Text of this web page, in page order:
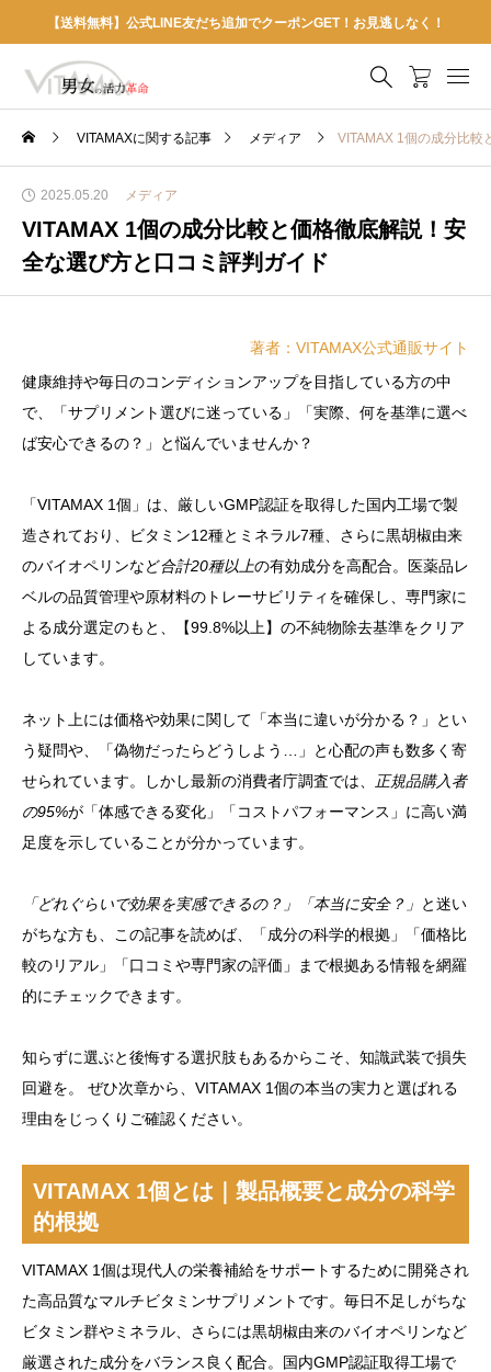
【送料無料】公式LINE友だち追加でクーポンGET！お見逃しなく！
VITAMAXに関する記事 メディア VITAMAX 1個の成分比較
2025.05.20 メディア
VITAMAX 1個の成分比較と価格徹底解説！安
全な選び方と口コミ評判ガイド
著者：VITAMAX公式通販サイト
健康維持や毎日のコンディションアップを目指している方の中
で、「サプリメント選びに迷っている」「実際、何を基準に選べ
ば安心できるの？」と悩んでいませんか？
「VITAMAX 1個」は、厳しいGMP認証を取得した国内工場で製
造されており、ビタミン12種とミネラル7種、さらに黒胡椒由来
のバイオペリンなど合計20種以上の有効成分を高配合。医薬品レ
ベルの品質管理や原材料のトレーサビリティを確保し、専門家に
よる成分選定のもと、【99.8%以上】の不純物除去基準をクリア
しています。
ネット上には価格や効果に関して「本当に違いが分かる？」とい
う疑問や、「偽物だったらどうしよう…」と心配の声も数多く寄
せられています。しかし最新の消費者庁調査では、
正規品購入者
の95%が「体感できる変化」「コストパフォーマンス」に高い満
足度を示していることが分かっています。
「どれぐらいで効果を実感できるの？」「本当に安全？」 と迷い
がちな方も、この記事を読めば、「成分の科学的根拠」「価格比
較のリアル」「口コミや専門家の評価」まで根拠ある情報を網羅
的にチェックできます。
知らずに選ぶと後悔する選択肢もあるからこそ、知識武装で損失
回避を。 ぜひ次章から、VITAMAX 1個の本当の実力と選ばれる
理由をじっくりご確認ください。
VITAMAX 1個とは｜製品概要と成分の科学
的根拠
VITAMAX 1個は現代人の栄養補給をサポートするために開発され
た高品質なマルチビタミンサプリメントです。毎日不足しがちな
ビタミン群やミネラル、さらには黒胡椒由来のバイオペリンなど
厳選された成分をバランス良く配合。国内GMP認証取得工場で